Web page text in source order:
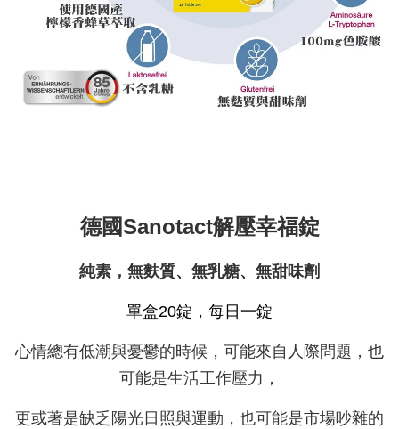
德國Sanotact解壓幸福錠
純素，無麩質、無乳糖、無甜味劑
單盒20錠，每日一錠
心情總有低潮與憂鬱的時候，可能來自人際問題，也
可能是生活工作壓力，
更或著是缺乏陽光日照與運動，也可能是市場吵雜的